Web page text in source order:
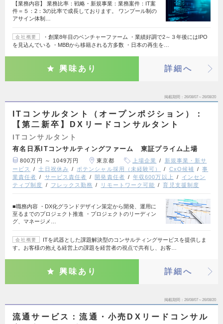
【業務内容】 業務比率：戦略・新規事業：業務案件：IT案
件＝５：2：3の比率で成長しております。 ワンプール制の
アサイン体制…
会社概要
・創業8年目のベンチャーファーム ・業績好調で2～３年後にはIPO
を見込んでいる ・MBBから移籍される方多数 ・日本の再生を…
興味あり 詳細へ
掲載期間 26/08/07～26/08/20
ITコンサルタント（オープンポジション）：
【第二新卒】DXリードコンサルタント
ITコンサルタント
有名日系ITコンサルティングファーム 東証プライム上場
800万円 ～ 1049万円 東京都 上場企業
新規事業・新サ
ービス
土日祝休み ポテンシャル採用（未経験可） CxO候補
事
業責任者
サービス責任者 開発責任者 年収600万以上
インセン
ティブ制度
フレックス勤務 リモートワーク可能 育児支援制度
■職務内容 ・DX化グランドデザイン策定から開発、運用に
至るまでのプロジェクト推進 ・プロジェクトのリーディン
グ、マネージメ…
会社概要
ITを武器とした課題解決型のコンサルティングサービスを提供しま
す。お客様の抱える経営上の課題を経営者の視点で共有し、お客…
興味あり 詳細へ
掲載期間 26/08/07～26/08/20
流通サービス：流通・小売DXリードコンサル